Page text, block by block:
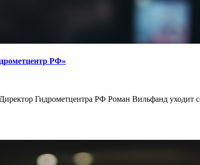
РФ»
Гидрометцентра РФ Роман Вильфанд уходит